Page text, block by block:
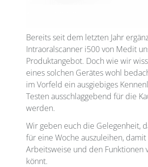
Bereits seit dem letzten Jahr
Intraoralscanner i500 von Medit
Produktangebot. Doch wie wir
eines solchen Gerätes wohl
im Vorfeld ein ausgiebiges
Testen ausschlaggebend für die
werden.
Wir geben euch die Gelegenheit,
für eine Woche auszuleihen,
Arbeitsweise und den Funktionen
könnt.